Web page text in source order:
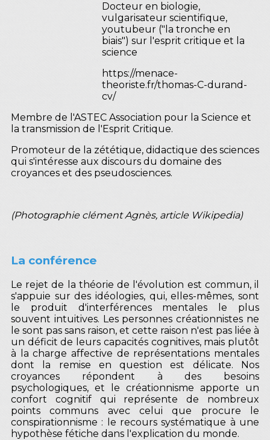
Docteur en biologie,
vulgarisateur scientifique,
youtubeur ("la tronche en
biais") sur l'esprit critique et la
science
https://menace-
theoriste.fr/thomas-C-durand-
cv/
Membre de l'ASTEC Association pour la Science et
la transmission de l'Esprit Critique.
Promoteur de la zététique, didactique des sciences
qui s'intéresse aux discours du domaine des
croyances et des pseudosciences.
(Photographie clément Agnès, article Wikipedia)
La conférence
Le rejet de la théorie de l'évolution est commun, il
s'appuie sur des idéologies, qui, elles-mêmes, sont
le produit d'interférences mentales le plus
souvent intuitives. Les personnes créationnistes ne
le sont pas sans raison, et cette raison n'est pas liée à
un déficit de leurs capacités cognitives, mais plutôt
à la charge affective de représentations mentales
dont la remise en question est délicate. Nos
croyances répondent à des besoins
psychologiques, et le créationnisme apporte un
confort cognitif qui représente de nombreux
points communs avec celui que procure le
conspirationnisme : le recours systématique à une
hypothèse fétiche dans l'explication du monde.